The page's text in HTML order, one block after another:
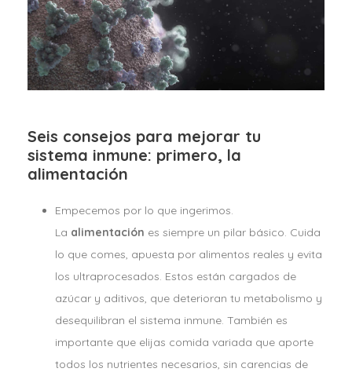
Seis consejos para mejorar tu
sistema inmune: primero, la
alimentación
Empecemos por lo que ingerimos.
La alimentación es siempre un pilar básico. Cuida
lo que comes, apuesta por alimentos reales y evita
los ultraprocesados. Estos están cargados de
azúcar y aditivos, que deterioran tu metabolismo y
desequilibran el sistema inmune. También es
importante que elijas comida variada que aporte
todos los nutrientes necesarios, sin carencias de